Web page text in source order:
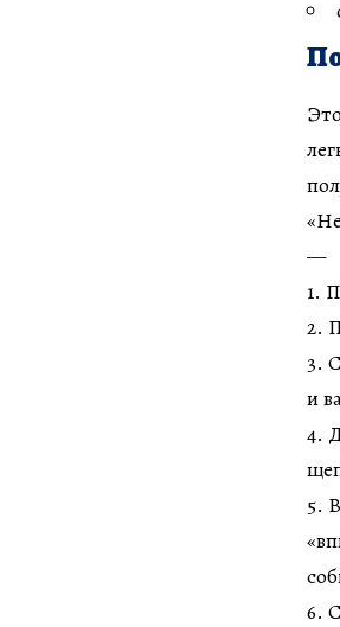
—
1.
2.
3.
и
4.
5.
6.